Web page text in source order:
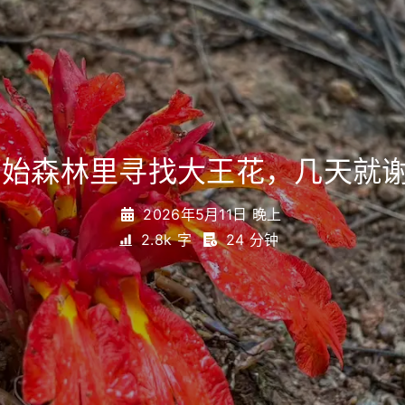
森林里寻找大王花，几天就
2026年5月11日 晚上
2.8k 字
24 分钟